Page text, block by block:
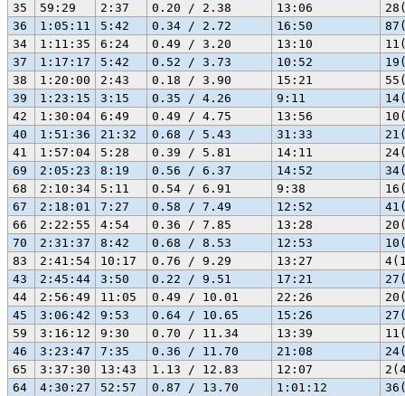
35
59:29 2:37 0.20 / 2.38 13:06
36
1:05:11 5:42 0.34 / 2.72 16:50
34
1:11:35 6:24 0.49 / 3.20 13:10
37
1:17:17 5:42 0.52 / 3.73 10:52
38
1:20:00 2:43 0.18 / 3.90 15:21
39
1:23:15 3:15 0.35 / 4.26 9:11
42
1:30:04 6:49 0.49 / 4.75 13:56
40
1:51:36 21:32 0.68 / 5.43 31:33
41
1:57:04 5:28 0.39 / 5.81 14:11
69
2:05:23 8:19 0.56 / 6.37 14:52
68
2:10:34 5:11 0.54 / 6.91 9:38
67
2:18:01 7:27 0.58 / 7.49 12:52
66
2:22:55 4:54 0.36 / 7.85 13:28
70
2:31:37 8:42 0.68 / 8.53 12:53
83
2:41:54 10:17 0.76 / 9.29 13:27
43
2:45:44 3:50 0.22 / 9.51 17:21
44
2:56:49 11:05 0.49 / 10.01 22:26
45
3:06:42 9:53 0.64 / 10.65 15:26
59
3:16:12 9:30 0.70 / 11.34 13:39
46
3:23:47 7:35 0.36 / 11.70 21:08
65
3:37:30 13:43 1.13 / 12.83 12:07
64
4:30:27 52:57 0.87 / 13.70 1:01:12